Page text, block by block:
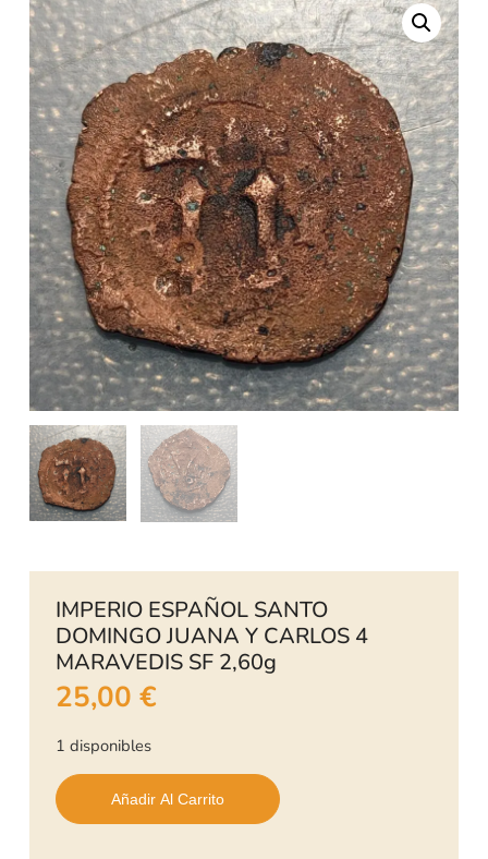
IMPERIO ESPAÑOL SANTO
DOMINGO JUANA Y CARLOS 4
MARAVEDIS SF 2,60g
25,00 €
1 disponibles
Añadir Al Carrito